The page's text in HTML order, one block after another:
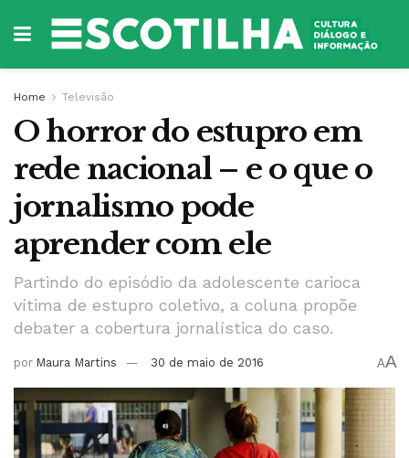
Home Televisão
O horror do estupro em
rede nacional – e o que o
jornalismo pode
aprender com ele
Partindo do episódio da adolescente carioca
vítima de estupro coletivo, a coluna propõe
debater a cobertura jornalística do caso.
por Maura Martins 30 de maio de 2016 AA